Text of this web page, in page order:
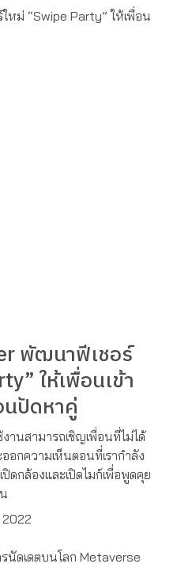
พัฒนาฟีเชอร์
ให้เพื่อนเข้า
ปัดหาคู่
านสามารถเชิญเพื่อนที่ไม่ได้
กความเห็นตอนที่เรากำลัง
ดกล้องและเปิดไมก์เพื่อพูดคุย
2022